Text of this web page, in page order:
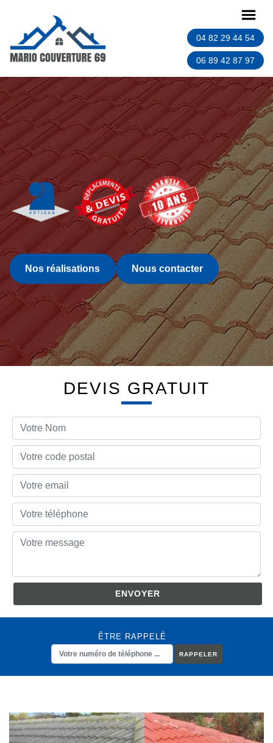
04 82 29 44 54
06 89 42 87 97
Nos réalisations Nous contacter
DEVIS GRATUIT
ÊTRE RAPPELÉ